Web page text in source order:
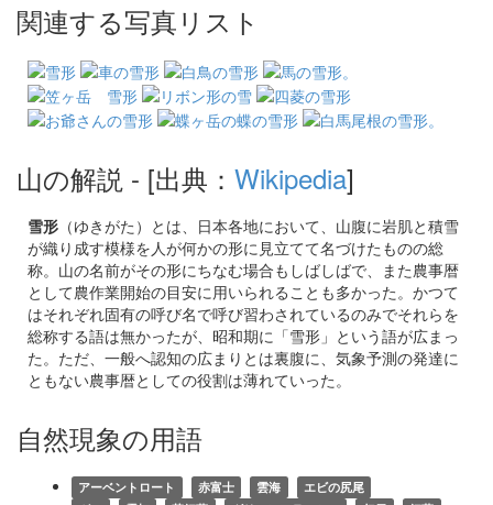
関連する写真リスト
山の解説 - [出典： Wikipedia]
雪形 （ゆきがた）とは、日本各地において、山腹に岩肌と積雪
が織り成す模様を人が何かの形に見立てて名づけたものの総
称。山の名前がその形にちなむ場合もしばしばで、また農事暦
として農作業開始の目安に用いられることも多かった。かつて
はそれぞれ固有の呼び名で呼び習わされているのみでそれらを
総称する語は無かったが、昭和期に「雪形」という語が広まっ
た。ただ、一般へ認知の広まりとは裏腹に、気象予測の発達に
ともない農事暦としての役割は薄れていった。
自然現象の用語
アーベントロート 赤富士 雲海
エビの尻尾